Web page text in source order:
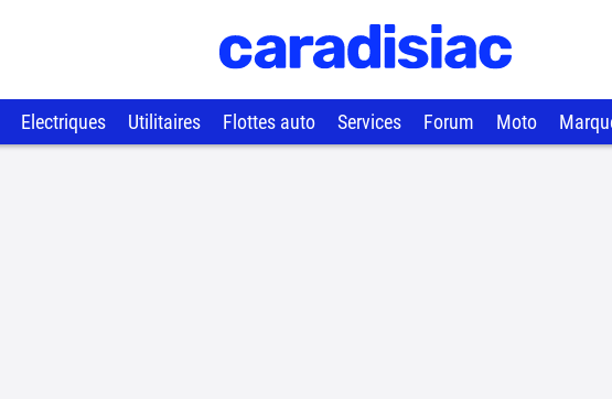
Electriques Utilitaires Flottes auto Services Forum Moto